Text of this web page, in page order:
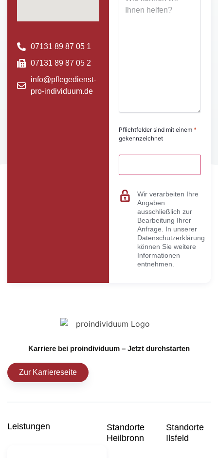
07131 89 87 05 1
07131 89 87 05 2
info@pflegedienst-
pro-individuum.de
Pflichtfelder sind mit einem *
gekennzeichnet
Wir verarbeiten Ihre
Angaben
ausschließlich zur
Bearbeitung Ihrer
Anfrage. In unserer
Datenschutzerklärung
können Sie weitere
Informationen
entnehmen.
Karriere bei proindividuum – Jetzt durchstarten
Zur Karriereseite
Leistungen
Standorte
Heilbronn
Standorte
Ilsfeld